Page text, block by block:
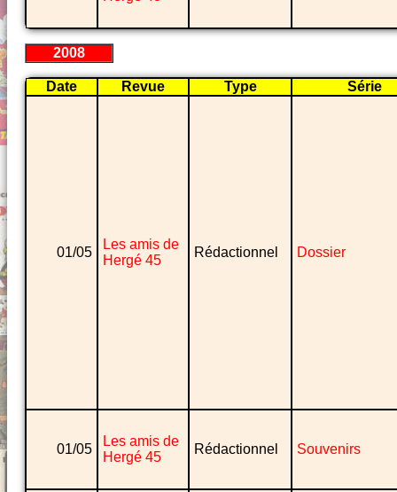
2008
Date Revue Type Série
01/05
Les amis de
Hergé 45
Rédactionnel Dossier
01/05
Les amis de
Hergé 45
Rédactionnel Souvenirs